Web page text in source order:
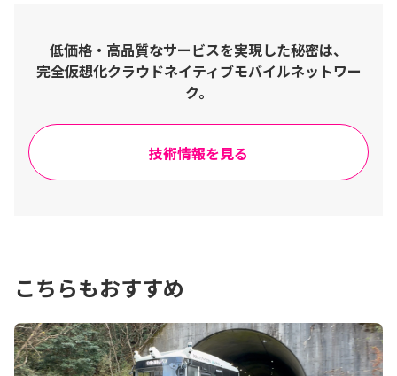
低価格・高品質なサービスを実現した秘密は、
完全仮想化クラウドネイティブモバイルネットワー
ク。
技術情報を見る
こちらもおすすめ